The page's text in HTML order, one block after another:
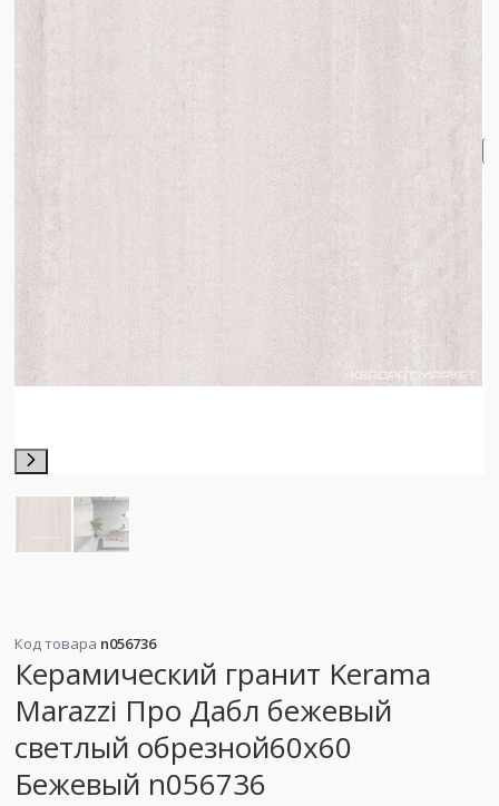
Код товара n056736
Керамический гранит Kerama
Marazzi Про Дабл бежевый
светлый обрезной60x60
Бежевый n056736